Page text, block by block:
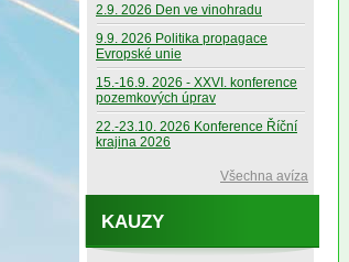
2.9. 2026 Den ve vinohradu
9.9. 2026 Politika propagace
Evropské unie
15.-16.9. 2026 - XXVI. konference
pozemkových úprav
22.-23.10. 2026 Konference Říční
krajina 2026
Všechna avíza
KAUZY